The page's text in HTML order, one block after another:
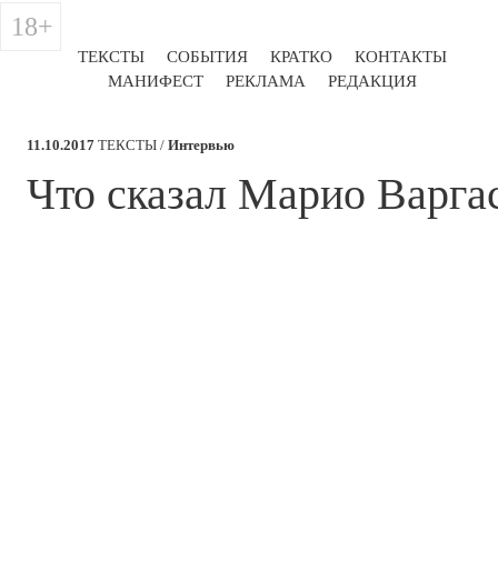
ТЕКСТЫ СОБЫТИЯ КРАТКО
КОНТАКТЫ
МАНИФЕСТ
РЕКЛАМА РЕДАКЦИЯ
18+
11.10.2017 ТЕКСТЫ / Интервью
​Что сказал Марио